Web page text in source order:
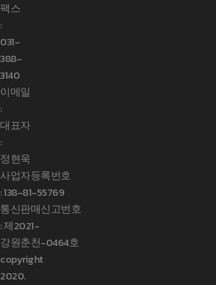
팩스
:
031-
388-
3140
이메일
:
대표자
:
정현욱
사업자등록번호
:138-81-55769
통신판매신고번호
: 제2021-
강원춘천-0464호
copyright
2020.